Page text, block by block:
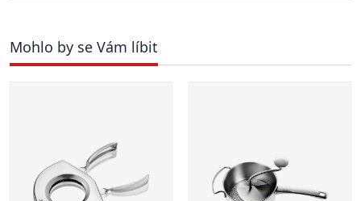
Mohlo by se Vám líbit